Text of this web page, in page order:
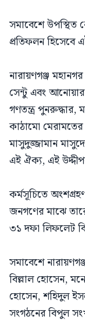
সমাবেশে উপস্থিত
প্রতিফলন হিসেবে
নারায়ণগঞ্জ
সেন্টু এবং
গণতন্ত্র পুনরুদ্ধার,
কাঠামো
মাসুদুজ্জামান
এই ঐক্য, এই
কর্মসূচিতে
জনগণের মাঝে
৩১ দফা লিফলেট
সমাবেশে
বিল্লাল হোসেন,
হোসেন, শহিদুল
সংগঠনের বিপুল